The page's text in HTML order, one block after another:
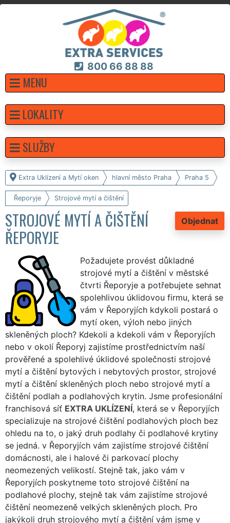
800 66 88 88
MENU
Extra Uklízení a Mytí oken hlavní město Praha Praha 5
Řeporyje Strojové mytí a čištění
Objednat
STROJOVÉ MYTÍ A ČIŠTĚNÍ
ŘEPORYJE
Požadujete provést důkladné
strojové mytí a čištění v městské
čtvrti Řeporyje a potřebujete sehnat
spolehlivou úklidovou firmu, která se
vám v Řeporyjích kdykoli postará o
mytí oken, výloh nebo jiných
skleněných ploch? Kdekoli a kdekoli vám v Řeporyjích
nebo v okolí Řeporyj zajistíme prostřednictvím naší
prověřené a spolehlivé úklidové společnosti strojové
mytí a čištění bytových i nebytových prostor, strojové
mytí a čištění skleněných ploch nebo strojové mytí a
čištění podlah a podlahových krytin. Jsme profesionální
franchisová síť EXTRA UKLÍZENÍ, která se v Řeporyjích
specializuje na strojové čištění podlahových ploch bez
ohledu na to, o jaký druh podlahy či podlahové krytiny
se jedná. v Řeporyjích vám zajistíme strojové čištění
domácnosti, ale i halové či parkovací plochy
neomezených velikostí. Stejně tak, jako vám v
Řeporyjích poskytneme toto strojové čištění na
podlahové plochy, stejně tak vám zajistíme strojové
čištění neomezeně velkých skleněných ploch. Pro
jakýkoli druh strojového mytí a čištění vám jsme v
LOKALITY
SLUŽBY